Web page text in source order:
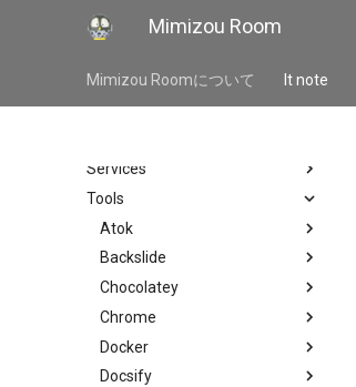
Mimizou Room
Mimizou Roomについて It note
はじめに
Concepts
Services
Tools
Atok
Backslide
Chocolatey
Chrome
Docker
Docsify